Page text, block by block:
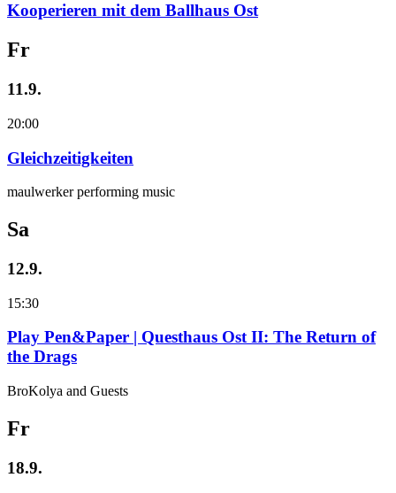
Kooperieren mit dem Ballhaus Ost
Fr
11.9.
20:00
Gleichzeitigkeiten
maulwerker performing music
Sa
12.9.
15:30
Play Pen&Paper | Questhaus Ost II: The Return of
the Drags
BroKolya and Guests
Fr
18.9.